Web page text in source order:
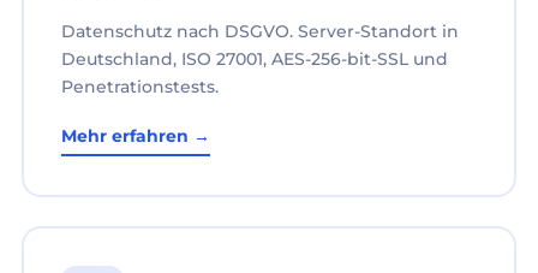
Datenschutz nach DSGVO. Server-Standort in
Deutschland, ISO 27001, AES-256-bit-SSL und
Penetrationstests.
Mehr erfahren →